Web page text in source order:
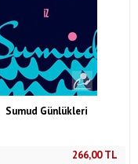
Sumud Günlükleri
266,00TL